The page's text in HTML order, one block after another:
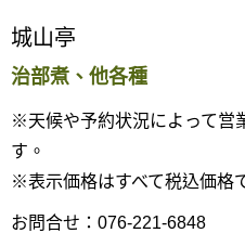
城山亭
治部煮、他各種
※天候や予約状況によって営
す。
※表示価格はすべて税込価格
お問合せ：076-221-6848